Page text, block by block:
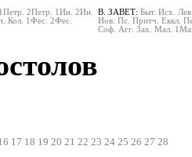
1Петр. 2Петр. 1Ин. 2Ин.
Кол. 1Фес. 2Фес.
В. ЗАВЕТ: Быт. Исх.
Иов. Пс. Притч. Еккл.
Соф.
Агг. Зах. Мал.
17 18 19 20 21 22 23 24 25 26 27 28